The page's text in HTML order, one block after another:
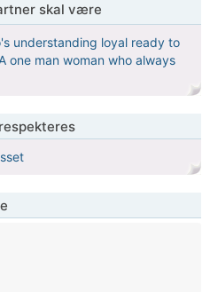
skal være
understanding loyal ready to
one man woman who always